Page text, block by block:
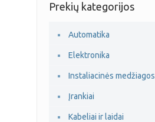
Prekių kategorijos
Automatika
Elektronika
Instaliacinės medžiagos
Įrankiai
Kabeliai ir laidai